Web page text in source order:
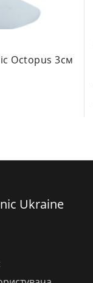
Octopus 3см
Ukraine